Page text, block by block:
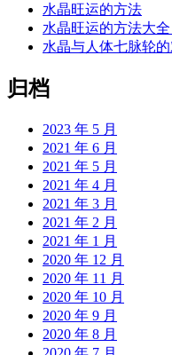
水晶旺运的方法
水晶旺运的方法大
水晶与人体七脉轮
归档
2023 年 5 月
2021 年 6 月
2021 年 5 月
2021 年 4 月
2021 年 3 月
2021 年 2 月
2021 年 1 月
2020 年 12 月
2020 年 11 月
2020 年 10 月
2020 年 9 月
2020 年 8 月